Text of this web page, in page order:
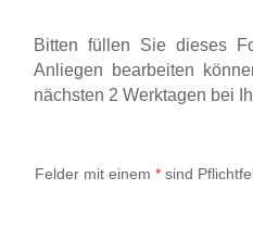
Bitten füllen Sie dieses
Anliegen bearbeiten
nächsten 2 Werktagen bei
Felder mit einem* sind